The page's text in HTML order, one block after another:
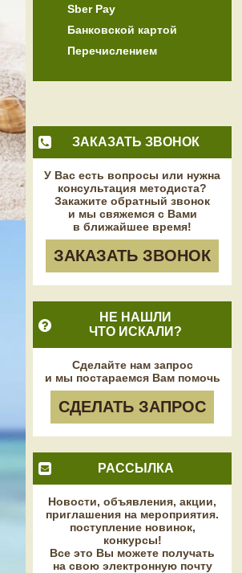
Sber Pay
Банковской картой
Перечислением
ЗАКАЗАТЬ ЗВОНОК
У Вас есть вопросы или нужна
консультация методиста?
Закажите обратный звонок
и мы свяжемся с Вами
в ближайшее время!
ЗАКАЗАТЬ ЗВОНОК
НЕ НАШЛИ
ЧТО ИСКАЛИ?
Сделайте нам запрос
и мы постараемся Вам помочь
СДЕЛАТЬ ЗАПРОС
РАССЫЛКА
Новости, объявления, акции,
приглашения на мероприятия.
поступление новинок,
конкурсы!
Все это Вы можете получать
на свою электронную почту